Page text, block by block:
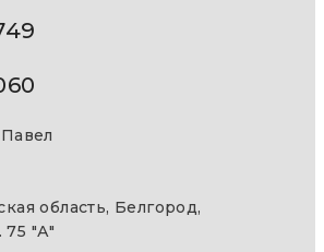
область, Белгород,
75 "А"